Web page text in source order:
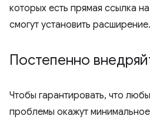
которых есть прямая ссылка
смогут установить расширение.
Постепенно
Чтобы гарантировать, что
проблемы окажут